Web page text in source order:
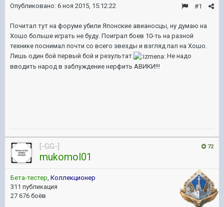
#1
Опубликовано: 6 ноя 2015, 15:12:22
Почитал тут на форуме убили Японские авианосцы, ну думаю на
Хошо больше играть не буду. Поиграл боев 10-ть на разной
технике поснимал почти со всего звезды и взгляд пал на Хошо.
Лишь один бой первый бой и результат.
Не надо
вводить народ в заблуждение нерфить АВИКИ!!!
72
[-GG-]
mukomol01
Бета-тестер, Коллекционер
311 публикация
27 676 боёв